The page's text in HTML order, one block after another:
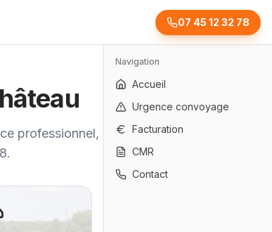
07 45 12 32 78
Navigation
Accueil
Urgence convoyage
Facturation
CMR
Contact
professionnel, rapide et